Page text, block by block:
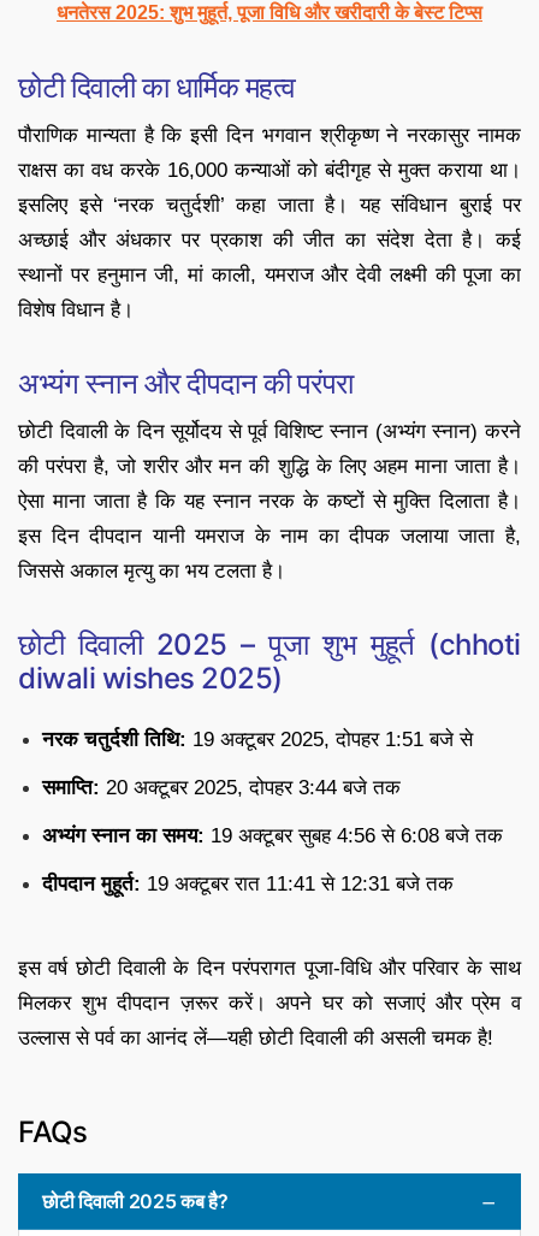
धनतेरस 2025: शुभ मुहूर्त, पूजा विधि और खरीदारी के बेस्‍ट टिप्स
छोटी दिवाली का धार्मिक महत्व
पौराणिक मान्यता है कि इसी दिन भगवान श्रीकृष्ण ने नरकासुर नामक
राक्षस का वध करके 16,000 कन्याओं को बंदीगृह से मुक्त कराया था।
इसलिए इसे ‘नरक चतुर्दशी’ कहा जाता है। यह संविधान बुराई पर
अच्छाई और अंधकार पर प्रकाश की जीत का संदेश देता है। कई
स्थानों पर हनुमान जी, मां काली, यमराज और देवी लक्ष्मी की पूजा का
विशेष विधान है।
अभ्यंग स्नान और दीपदान की परंपरा
छोटी दिवाली के दिन सूर्योदय से पूर्व विशिष्ट स्नान (अभ्यंग स्नान) करने
की परंपरा है, जो शरीर और मन की शुद्धि के लिए अहम माना जाता है।
ऐसा माना जाता है कि यह स्नान नरक के कष्टों से मुक्ति दिलाता है।
इस दिन दीपदान यानी यमराज के नाम का दीपक जलाया जाता है,
जिससे अकाल मृत्यु का भय टलता है।
छोटी दिवाली 2025 – पूजा शुभ मुहूर्त (chhoti
diwali wishes 2025)
नरक चतुर्दशी तिथि: 19 अक्टूबर 2025, दोपहर 1:51 बजे से
समाप्ति: 20 अक्टूबर 2025, दोपहर 3:44 बजे तक
अभ्यंग स्नान का समय: 19 अक्टूबर सुबह 4:56 से 6:08 बजे तक
दीपदान मुहूर्त: 19 अक्टूबर रात 11:41 से 12:31 बजे तक
इस वर्ष छोटी दिवाली के दिन परंपरागत पूजा-विधि और परिवार के साथ
मिलकर शुभ दीपदान ज़रूर करें। अपने घर को सजाएं और प्रेम व
उल्लास से पर्व का आनंद लें—यही छोटी दिवाली की असली चमक है!
FAQs
छोटी दिवाली 2025 कब है?